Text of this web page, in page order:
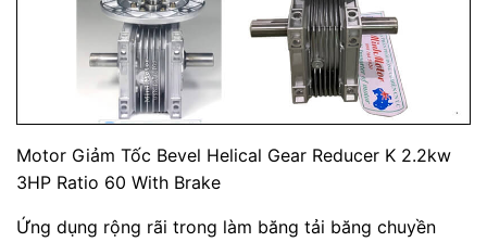
Motor Giảm Tốc Bevel Helical Gear Reducer K 2.2kw
3HP Ratio 60 With Brake
Ứng dụng rộng rãi trong làm băng tải băng chuyền